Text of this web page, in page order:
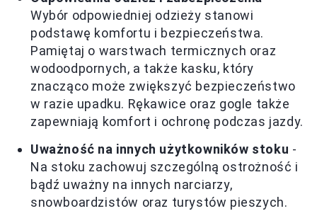
Wybór odpowiedniej odzieży stanowi
podstawę komfortu i bezpieczeństwa.
Pamiętaj o warstwach termicznych oraz
wodoodpornych, a także kasku, który
znacząco może zwiększyć bezpieczeństwo
w razie upadku. Rękawice oraz gogle także
zapewniają komfort i ochronę podczas jazdy.
Uważność na innych użytkowników stoku -
Na stoku zachowuj szczególną ostrożność i
bądź uważny na innych narciarzy,
snowboardzistów oraz turystów pieszych.